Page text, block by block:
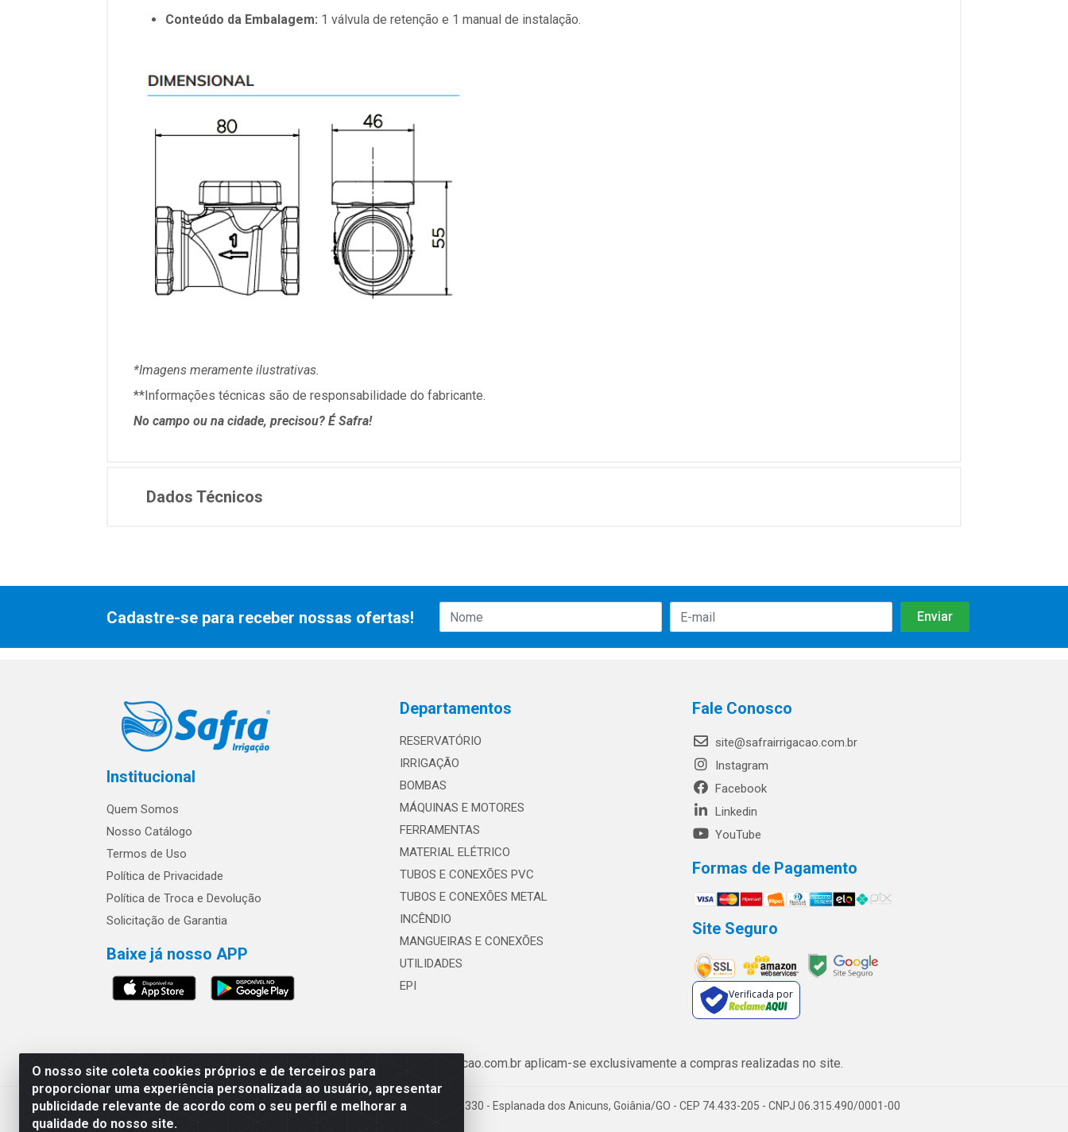
Conteúdo da Embalagem: 1 válvula de retenção e 1 manual de instalação.
*Imagens meramente ilustrativas.
**Informações técnicas são de responsabilidade do fabricante.
No campo ou na cidade, precisou? É Safra!
Dados Técnicos
O nosso site coleta cookies próprios e de terceiros para
proporcionar uma experiência personalizada ao usuário, apresentar
publicidade relevante de acordo com o seu perfil e melhorar a
qualidade do nosso site.
Cadastre-se para receber nossas ofertas!
Institucional
Quem Somos
Nosso Catálogo
Termos de Uso
Política de Privacidade
Política de Troca e Devolução
Solicitação de Garantia
Baixe já nosso APP
Departamentos
RESERVATÓRIO
IRRIGAÇÃO
BOMBAS
MÁQUINAS E MOTORES
FERRAMENTAS
MATERIAL ELÉTRICO
TUBOS E CONEXÕES PVC
TUBOS E CONEXÕES METAL
INCÊNDIO
MANGUEIRAS E CONEXÕES
UTILIDADES
EPI
Fale Conosco
site@safrairrigacao.com.br
Instagram
Facebook
Linkedin
YouTube
Formas de Pagamento
Site Seguro
Verificada por
Os preços e condições de www.safrairrigacao.com.br aplicam-se exclusivamente a compras realizadas no site.
Safra Agrícola e Pecuária LTDA - Avenida Castelo Branco, 5330 - Esplanada dos Anicuns, Goiânia/GO - CEP 74.433-205 - CNPJ 06.315.490/0001-00